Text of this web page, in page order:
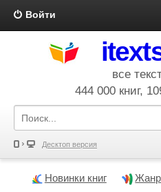
Войти
все
444 000 книг,
Десктоп версия
Новинки книг